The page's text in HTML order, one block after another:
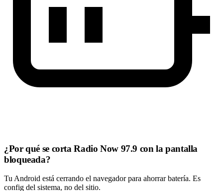
¿Por qué se corta Radio Now 97.9 con la pantalla
bloqueada?
Tu Android está cerrando el navegador para ahorrar batería. Es
config del sistema, no del sitio.